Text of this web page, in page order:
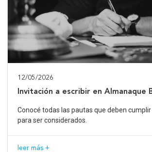
12/05/2026
Invitación a escribir en Almanaque
Conocé todas las pautas que deben
para ser considerados.
leer más +